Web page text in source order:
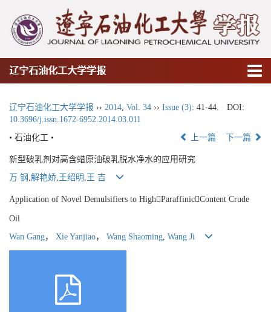
辽宁石油化工大学学报
辽宁石油化工大学学报 ›› 2014 Vol. 34 ›› Issue (3): 41-44.
DOI:
10.3696/j.issn.1672-6952.2014.03.011
• 石油化工 •
上一篇 下一篇
新型破乳剂对高含蜡原油破乳脱水净水的应用研究
万 钢 解艳娇 王绍明 王 吉
Application of Novel Demulsifiers to HighParaffinicContent Crude
Oil
Wan Gang， Xie Yanjiao， Wang Shaoming Wang Ji